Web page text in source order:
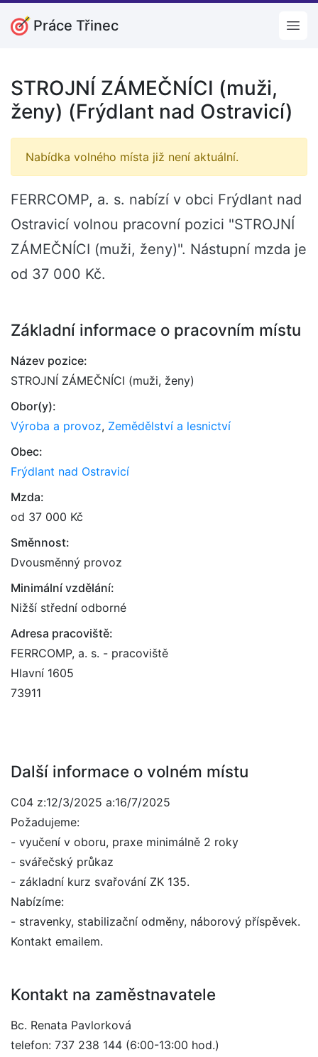
Práce Třinec
STROJNÍ ZÁMEČNÍCI (muži,
ženy) (Frýdlant nad Ostravicí)
Nabídka volného místa již není aktuální.
FERRCOMP, a. s. nabízí v obci Frýdlant nad
Ostravicí volnou pracovní pozici "STROJNÍ
ZÁMEČNÍCI (muži, ženy)". Nástupní mzda je
od 37 000 Kč.
Základní informace o pracovním místu
Název pozice:
STROJNÍ ZÁMEČNÍCI (muži, ženy)
Obor(y):
Výroba a provoz, Zemědělství a lesnictví
Obec:
Frýdlant nad Ostravicí
Mzda:
od 37 000 Kč
Směnnost:
Dvousměnný provoz
Minimální vzdělání:
Nižší střední odborné
Adresa pracoviště:
FERRCOMP, a. s. - pracoviště
Hlavní 1605
73911
Další informace o volném místu
C04 z:12/3/2025 a:16/7/2025
Požadujeme:
- vyučení v oboru, praxe minimálně 2 roky
- svářečský průkaz
- základní kurz svařování ZK 135.
Nabízíme:
- stravenky, stabilizační odměny, náborový příspěvek.
Kontakt emailem.
Kontakt na zaměstnavatele
Bc. Renata Pavlorková
telefon: 737 238 144 (6:00-13:00 hod.)